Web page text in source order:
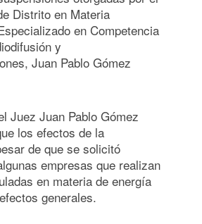
Distrito en Materia
en Competencia
y
Juan Pablo Gómez
Juez Juan Pablo Gómez
los efectos de la
de que se solicitó
empresas que realizan
en materia de energía
generales.